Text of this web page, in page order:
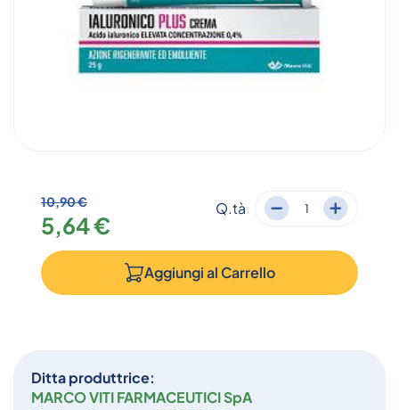
Ditta produttrice:
MARCO VITI FARMACEUTICI SpA
10,90 €
5,64 €
Q.tà
Aggiungi al Carrello